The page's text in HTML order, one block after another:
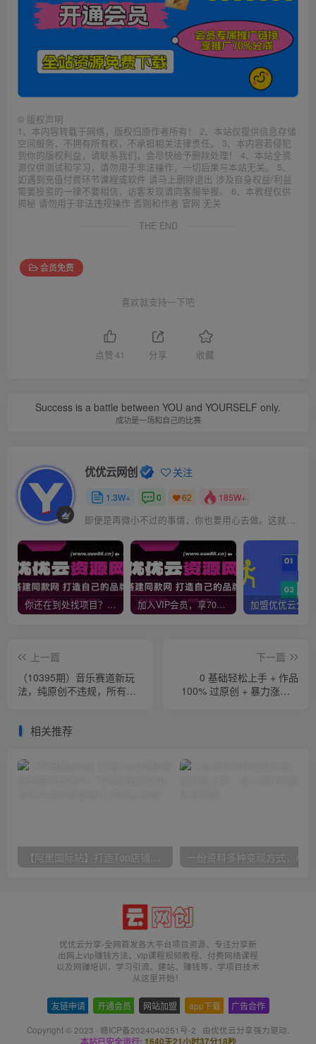
© 版权声明
1、本内容转载于网络，版权归原作者所有！ 2、本站仅提供信息存储
空间服务，不拥有所有权，不承担相关法律责任。 3、本内容若侵犯
到你的版权利益，请联系我们，会尽快给予删除处理！ 4、本站全资
源仅供测试和学习，请勿用于非法操作，一切后果与本站无关。 5、
如遇到充值付费环节课程或软件 请马上删除退出 涉及自身权益/利益
需要投资的一律不要相信，访客发现请向客服举报。 6、本教程仅供
揭秘 请勿用于非法违规操作 否则和作者 官网 无关
THE END
会员免费
喜欢就支持一下吧
点赞41 分享 收藏
Success is a battle between YOU and YOURSELF only.
成功是一场和自己的比赛
优优云网创 关注
1.3W+ 0 62 185W+
即便是再微小不过的事情，你也要用心去做。这就是成功的秘密
你还在到处找项目？还在当韭菜？我靠网创资源站一个月收入5万+，曾经我也是个失败者。 加入VIP会员，享70%的推广提成，免费学习多种网上创业课程，菜鸟秒变大神！
上一篇
（10395期）音乐赛道新玩
法，纯原创不违规，所有平
下一篇
0 基础轻松上手 + 作品
100% 过原创 + 暴力涨粉 +
相关推荐
【阿里国际站】打造Top店铺&获得优质询盘客户，​95%的国际站讲师不会说的运营技巧
优优云分享-全网首发各大平台项目资源、专注分享新
出网上vip赚钱方法、vip课程视频教程、付费网络课程
以及网赚培训，学习引流、建站、赚钱等，学项目技术
从这里开始！
友链申请 开通会员 网站加盟 app下载 广告合作
Copyright © 2023 · 赣ICP备2024040251号-2 · 由优优云分享强力驱动.